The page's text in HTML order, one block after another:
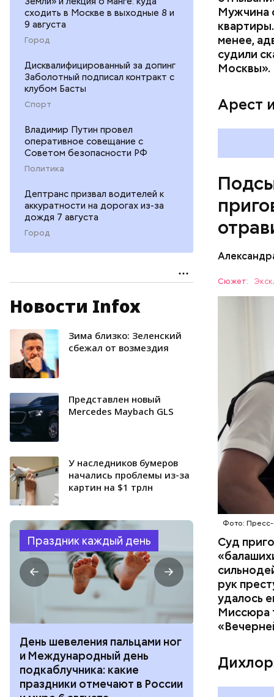
сходить в Москве в выходные 8 и
9 августа
Город
Дисквалифицированный за допинг
Заболотный подписал контракт с
клубом Басты
Спорт
Владимир Путин провел
оперативное совещание с
Советом безопасности РФ
Политика
Дептранс призвал водителей к
аккуратности на дорогах из-за
дождя 7 августа
Город
Новости Infox
Зима близко: Зеленский
сбежал от возмездия
Представлен новый
Mercedes Maybach GLS
У наследников бумеров
начались проблемы из-за
картин на $1 трлн
Праздник каждый день
День шевеления пальцами ног
и Международный день
подкаблучника: какие
праздники отмечают в России
горизонта и
курсанта:
отмечают в
Мужчина
менее,
судили
Москвы».
Арест
Сюжет:
Фото: Пресс-
Суд
рук
удалось
Миссюра
Все
изъятой
Видео: